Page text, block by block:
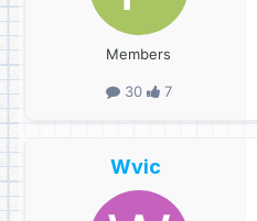
Members
30 7
Wvic